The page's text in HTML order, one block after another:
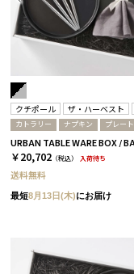
クチポール ザ・ハーベスト
カトラリー ナプキン プレート
￥20,702 （税込） 入荷待ち
送料無料
最短8月13日(木)にお届け